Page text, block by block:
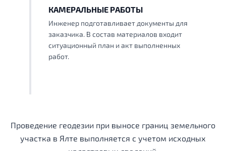
КАМЕРАЛЬНЫЕ РАБОТЫ
Инженер подготавливает документы для
заказчика. В состав материалов входит
ситуационный план и акт выполненных
работ.
Проведение геодезии при выносе границ земельного
участка в Ялте выполняется с учетом исходных